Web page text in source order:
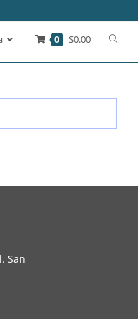
0 $0.00
San